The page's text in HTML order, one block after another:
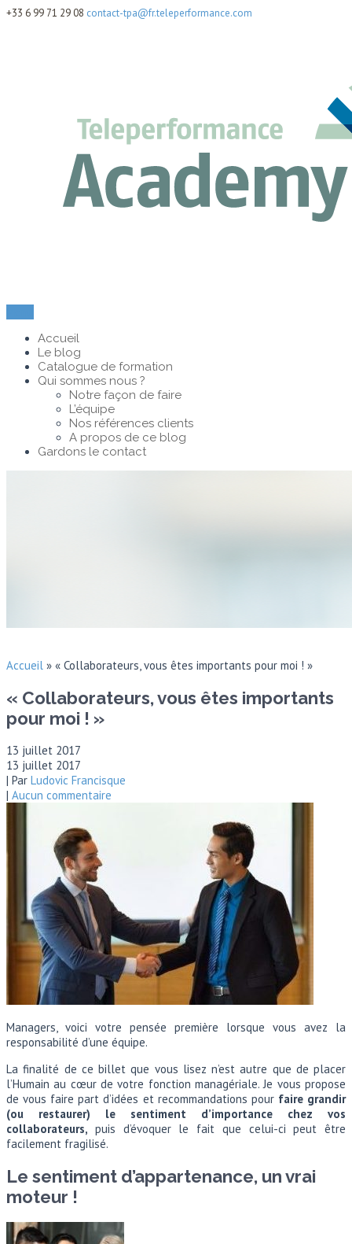
+33 6 99 71 29 08 contact-tpa@fr.teleperformance.com
Accueil
Le blog
Catalogue de formation
Qui sommes nous ?
Notre façon de faire
L’équipe
Nos références clients
A propos de ce blog
Gardons le contact
Accueil » « Collaborateurs, vous êtes importants pour moi ! »
« Collaborateurs, vous êtes importants
pour moi ! »
13 juillet 2017
13 juillet 2017
| Par Ludovic Francisque
| Aucun commentaire
Managers, voici votre pensée première lorsque vous avez la
responsabilité d’une équipe.
La finalité de ce billet que vous lisez n’est autre que de placer
l’Humain au cœur de votre fonction managériale. Je vous propose
de vous faire part d’idées et recommandations pour faire grandir
(ou restaurer) le sentiment d’importance chez vos
collaborateurs, puis d’évoquer le fait que celui-ci peut être
facilement fragilisé.
Le sentiment d’appartenance, un vrai
moteur !